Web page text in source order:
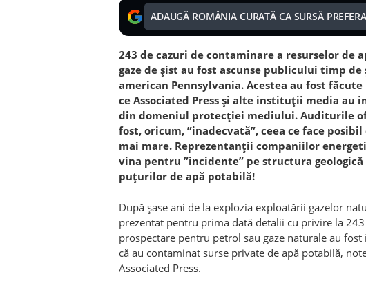
ADAUGĂ ROMÂNIA CURATĂ CA SURSĂ
243 de cazuri de contaminare a resurselor de
gaze de șist au fost ascunse publicului timp
american Pennsylvania. Acestea au fost
ce Associated Press și alte instituții media
din domeniul protecției mediului. Auditurile
fost, oricum, ”inadecvată”, ceea ce face
mai mare. Reprezentanții companiilor
vina pentru ”incidente” pe structura
puțurilor de apă potabilă!
După șase ani de la explozia exploatării gazelor
prezentat pentru prima dată detalii cu privire la
prospectare pentru petrol sau gaze naturale au
că au contaminat surse private de apă potabilă,
Associated Press.